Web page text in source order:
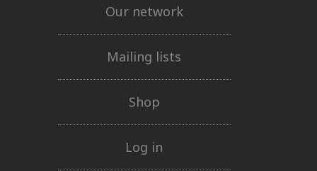
Our network
Mailing lists
Shop
Log in